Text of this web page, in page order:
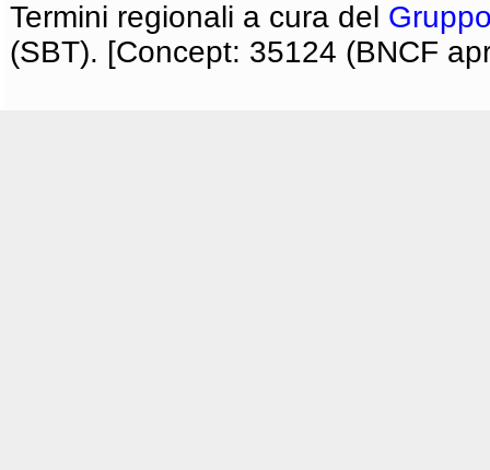
Termini regionali a cura del
(SBT). [Concept: 35124 (BNCF